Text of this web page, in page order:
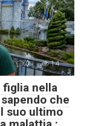
0 14
figlia nella
che
suo ultimo